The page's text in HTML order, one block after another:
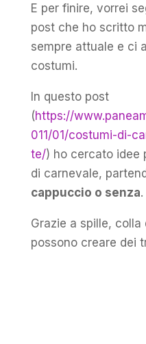
E per finire, vorrei
post che ho scritto
sempre attuale e ci
costumi.
In questo post
(https://
011/01/costumi-di-
te/) ho cercato idee
di carnevale,
cappuccio o senza.
Grazie a spille,
possono creare dei